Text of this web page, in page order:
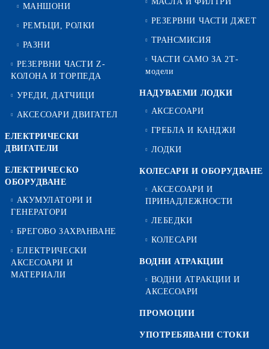
МАНШОНИ
РЕМЪЦИ, РОЛКИ
РАЗНИ
РЕЗЕРВНИ ЧАСТИ Z-
КОЛОНА И ТОРПЕДА
УРЕДИ, ДАТЧИЦИ
АКСЕСОАРИ ДВИГАТЕЛ
ЕЛЕКТРИЧЕСКИ
ДВИГАТЕЛИ
ЕЛЕКТРИЧЕСКО
ОБОРУДВАНЕ
АКУМУЛАТОРИ И
ГЕНЕРАТОРИ
БРЕГОВО ЗАХРАНВАНЕ
ЕЛЕКТРИЧЕСКИ
АКСЕСОАРИ И
МАТЕРИАЛИ
РЕЗЕРВНИ ЧАСТИ ДЖЕТ
ТРАНСМИСИЯ
ЧАСТИ САМО ЗА 2Т-
модели
НАДУВАЕМИ ЛОДКИ
АКСЕСОАРИ
ГРЕБЛА И КАНДЖИ
ЛОДКИ
КОЛЕСАРИ И ОБОРУДВАНЕ
АКСЕСОАРИ И
ПРИНАДЛЕЖНОСТИ
ЛЕБЕДКИ
КОЛЕСАРИ
ВОДНИ АТРАКЦИИ
ВОДНИ АТРАКЦИИ И
АКСЕСОАРИ
ПРОМОЦИИ
УПОТРЕБЯВАНИ СТОКИ